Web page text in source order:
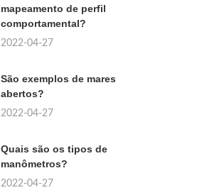
mapeamento de perfil
comportamental?
2022-04-27
São exemplos de mares
abertos?
2022-04-27
Quais são os tipos de
manômetros?
2022-04-27